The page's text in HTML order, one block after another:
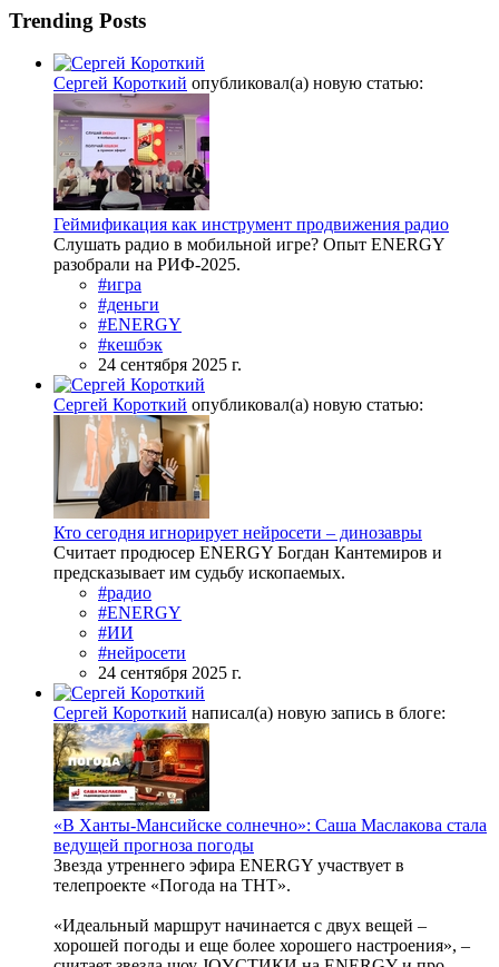
Trending Posts
Сергей Короткий опубликовал(а) новую статью:
Геймификация как инструмент продвижения радио
Слушать радио в мобильной игре? Опыт ENERGY
разобрали на РИФ-2025.
#игра
#деньги
#ENERGY
#кешбэк
24 сентября 2025 г.
Сергей Короткий опубликовал(а) новую статью:
Кто сегодня игнорирует нейросети – динозавры
Считает продюсер ENERGY Богдан Кантемиров и
предсказывает им судьбу ископаемых.
#радио
#ENERGY
#ИИ
#нейросети
24 сентября 2025 г.
Сергей Короткий написал(а) новую запись в блоге:
«В Ханты-Мансийске солнечно»: Саша Маслакова стала
ведущей прогноза погоды
Звезда утреннего эфира ENERGY участвует в
телепроекте «Погода на ТНТ».
«Идеальный маршрут начинается с двух вещей –
хорошей погоды и еще более хорошего настроения», –